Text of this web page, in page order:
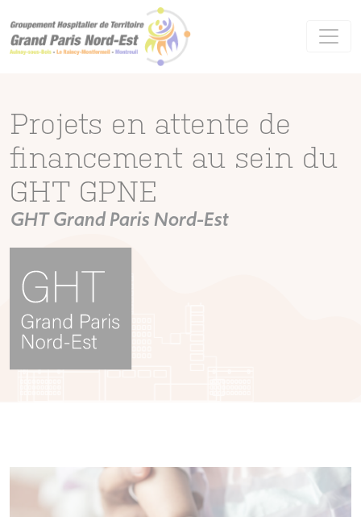
Projets en attente de
financement au sein du
GHT GPNE
GHT Grand Paris Nord-Est
Panneau de gestion des cookies